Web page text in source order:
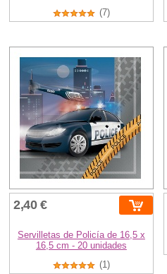
(7)
2,40 €
Servilletas de Policía de 16,5 x
16,5 cm - 20 unidades
(1)